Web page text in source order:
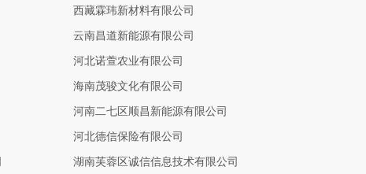
西藏霖玮新材料有限公司
云南昌道新能源有限公司
河北诺萱农业有限公司
海南茂骏文化有限公司
河南二七区顺昌新能源有限公司
河北德信保险有限公司
湖南芙蓉区诚信信息技术有限公司